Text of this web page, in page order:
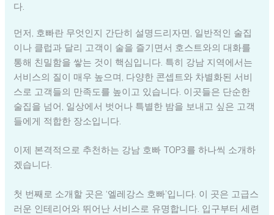
다.
먼저, 호빠란 무엇인지 간단히 설명드리자면, 일반적인 술집
이나 클럽과 달리 고객이 술을 즐기면서 호스트와의 대화를
통해 친밀함을 쌓는 것이 핵심입니다. 특히 강남 지역에서는
서비스의 질이 매우 높으며, 다양한 콘셉트와 차별화된 서비
스로 고객들의 만족도를 높이고 있습니다. 이곳들은 단순한
술집을 넘어, 일상에서 벗어나 특별한 밤을 보내고 싶은 고객
들에게 적합한 장소입니다.
이제 본격적으로 추천하는 강남 호빠 TOP3를 하나씩 소개하
겠습니다.
첫 번째로 소개할 곳은 ‘엘레강스 호빠’입니다. 이 곳은 고급스
러운 인테리어와 뛰어난 서비스로 유명합니다. 입구부터 세련